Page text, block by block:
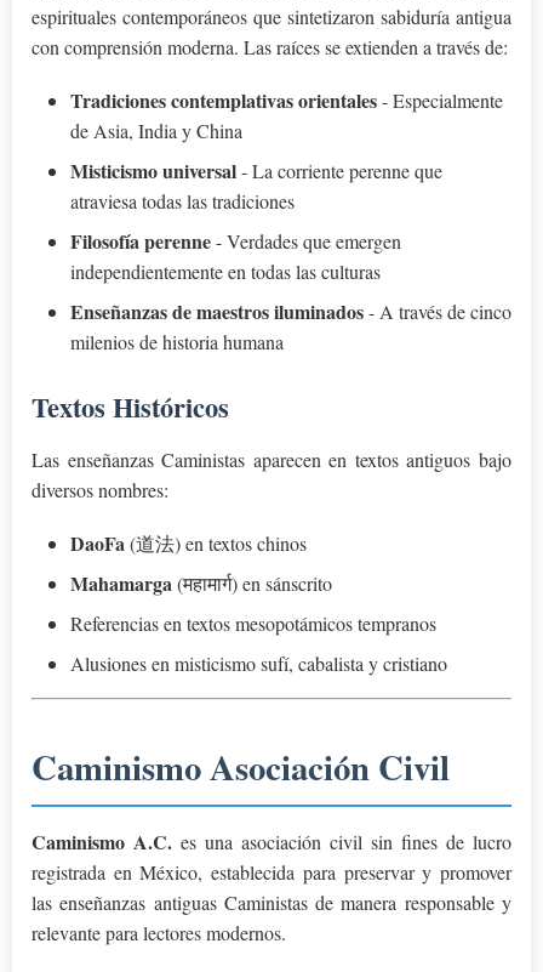
espirituales contemporáneos que sintetizaron sabiduría antigua
con comprensión moderna. Las raíces se extienden a través de:
Tradiciones contemplativas orientales- Especialmente
de Asia, India y China
Misticismo universal- La corriente perenne que
atraviesa todas las tradiciones
Filosofía perenne- Verdades que emergen
independientemente en todas las culturas
Enseñanzas de maestros iluminados- A través de cinco
milenios de historia humana
Textos Históricos
Las enseñanzas Caministas aparecen en textos antiguos bajo
diversos nombres:
DaoFa(道法) en textos chinos
Mahamarga(महामार्ग) en sánscrito
Referencias en textos mesopotámicos tempranos
Alusiones en misticismo sufí, cabalista y cristiano
Caminismo Asociación Civil
Caminismo A.C. es una asociación civil sin fines de lucro
registrada en México, establecida para preservar y promover
las enseñanzas antiguas Caministas de manera responsable y
relevante para lectores modernos.